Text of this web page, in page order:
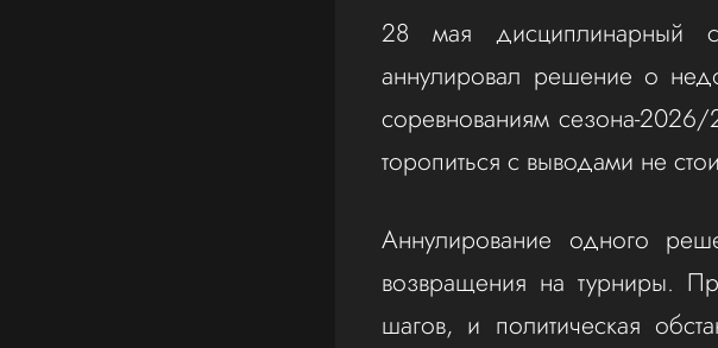
28 мая дисциплинарный
аннулировал решение о
соревнованиям сезона-
торопиться с выводами не
Аннулирование одного
возвращения на турниры.
шагов, и политическая